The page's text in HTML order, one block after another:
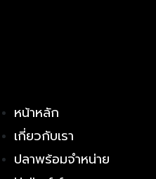
หน้าหลัก
เกี่ยวกับเรา
ปลาพร้อมจำหน่าย